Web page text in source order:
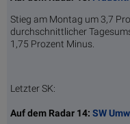
Stieg am Montag um 3,7
durchschnittlicher
1,75 Prozent Minus.
Letzter SK:
Auf dem Radar 14: SW